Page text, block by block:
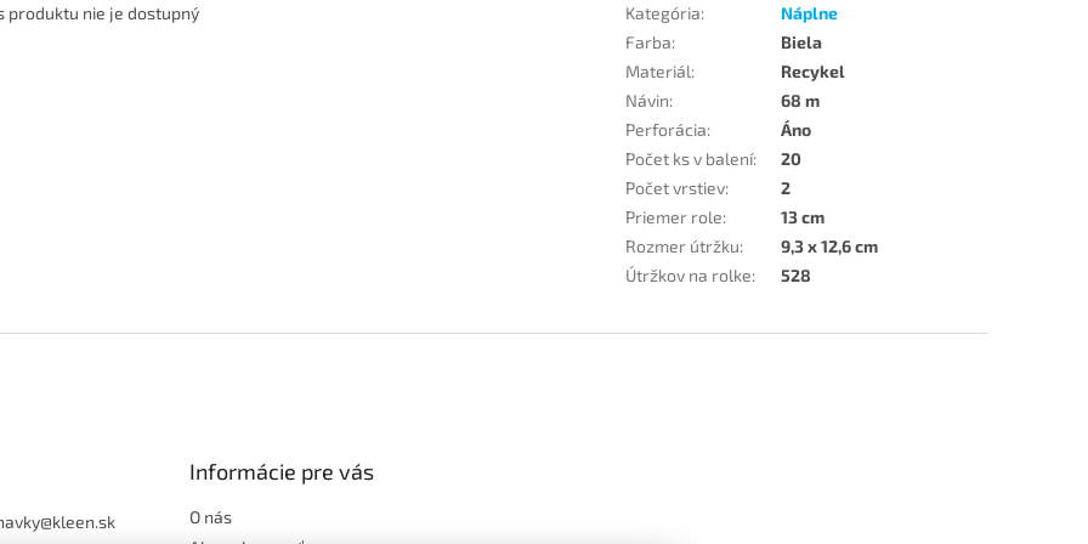
produktu nie je dostupný Kategória:
Náplne
Farba:
Biela
Materiál:
Recykel
Návin:
68 m
Perforácia:
Áno
Počet ks v balení:
20
Počet vrstiev:
2
Priemer role:
13 cm
Rozmer útržku:
9,3 x 12,6 cm
Útržkov na rolke: 528
@kleen.sk
Informácie pre vás
O nás